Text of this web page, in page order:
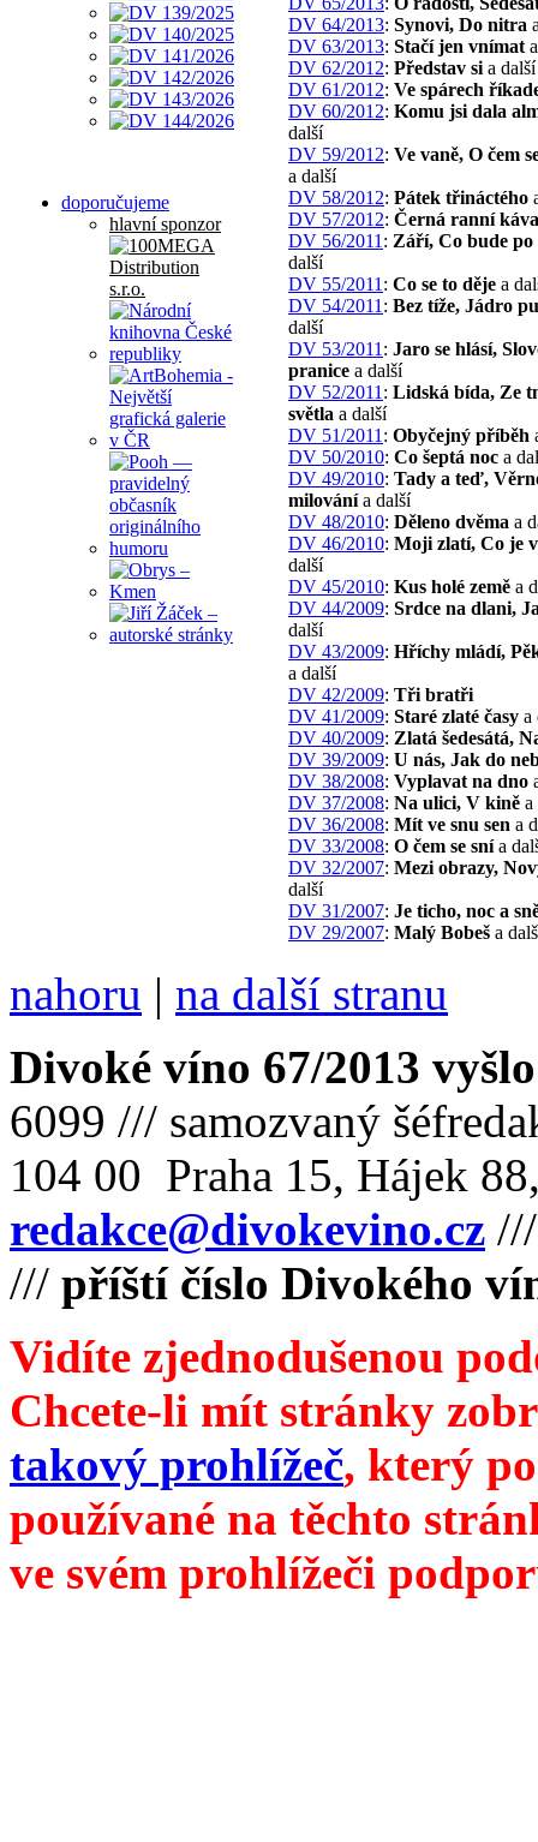
doporučujeme
hlavní sponzor
DV 64/2013: Synovi, Do nitra
DV 63/2013: Stačí jen vnímat
DV 62/2012: Představ si a další
DV 61/2012: Ve spárech
DV 60/2012: Komu jsi dala
další
DV 59/2012: Ve vaně, O čem
a další
DV 58/2012: Pátek třináctého
DV 57/2012: Černá ranní káva
DV 56/2011 : Září, Co bude
další
DV 55/2011 : Co se to děje a
DV 54/2011 : Bez tíže, Jádro
další
DV 53/2011 : Jaro se hlásí,
pranice a další
DV 52/2011 : Lidská bída, Ze
světla a další
DV 51/2011 : Obyčejný příběh
DV 50/2010: Co šeptá noc a
DV 49/2010: Tady a teď,
milovánía další
DV 48/2010: Děleno dvěma a
DV 46/2010: Moji zlatí, Co je
další
DV 45/2010: Kus holé země a
DV 44/2009: Srdce na dlani,
další
DV 43/2009: Hříchy mládí,
a další
DV 42/2009: Tři bratři
DV 41/2009: Staré zlaté časy a
DV 40/2009: Zlatá šedesátá,
DV 39/2009: U nás, Jak do
DV 38/2008: Vyplavat na dno
DV 37/2008: Na ulici, V kině a
DV 36/2008: Mít ve snu sen a
DV 33/2008: O čem se snía
DV 32/2007: Mezi obrazy,
další
DV 31/2007: Je ticho, noc a
DV 29/2007: Malý Bobeš a
nahoru | na další stranu
Divoké víno 67/2013
6099 /// samozvaný
104 00 Praha 15, Hájek
redakce@divokevino.cz
/// příští číslo Divokého
Vidíte zjednodušenou
Chcete-li mít stránky
takový prohlížeč, který
používané na těchto
ve svém prohlížeči